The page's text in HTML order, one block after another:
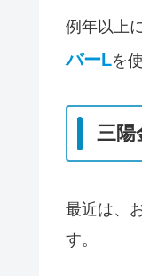
例年以上
バーLを
三陽
最近は、
す。